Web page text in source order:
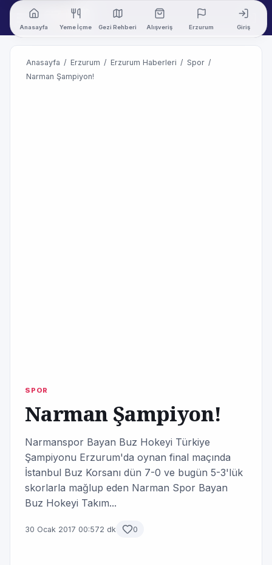
Anasayfa Yeme İçme Gezi Rehberi Alışveriş Erzurum Giriş
Anasayfa / Erzurum / Erzurum Haberleri / Spor /
Narman Şampiyon!
SPOR
Narman Şampiyon!
Narmanspor Bayan Buz Hokeyi Türkiye
Şampiyonu Erzurum'da oynan final maçında
İstanbul Buz Korsanı dün 7-0 ve bugün 5-3'lük
skorlarla mağlup eden Narman Spor Bayan
Buz Hokeyi Takım...
30 Ocak 2017 00:572 dk 0